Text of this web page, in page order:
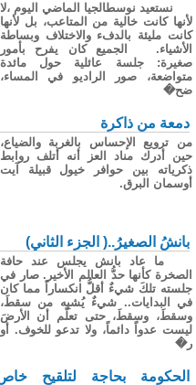
نستعيد نوسطالجيا الماضي اليوم ،لا
لأنها كانت خالية من المتاعب، بل لأنها
كانت مليئة بالدفء والاختلاف وبساطة
الأشياء. الجميع كان يفرح بأمور
صغيرة: جلسة عائلية حول مائدة
متواضعة، صور الراديو في المساء،
ضح�
دمعة من ذاكرة
من ترويع الإحساس بالغربة والضياع،
حين أدرك مناد العز أنه أتلف روابط
ذكرياته بين حوافر خيول قبيلة آيت
أوسمان البرق.
بانشُ الصغيرُ..( الجزء الثاني)
ما عاد بانش يجلس عند حافة
الصخرة كأنها حدُّ العالم الأخير. صار في
جلسته تلكَ شيءٌ أقلُّ انكساراً مما كان
في البدايات.. شيءٌ يُشبِه من سقطَ،
وسقطَ، وسقطَ، حتى تعلّم أن الأرضَ
ليست عدواً دائماً، ولا تدعو للخوف. أو
ر�
الحكومة بحاجة لتلقيح خاص